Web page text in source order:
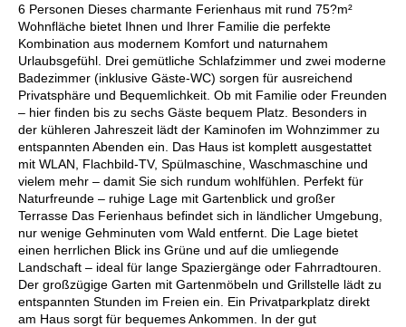
6 Personen Dieses charmante Ferienhaus mit rund 75?m²
Wohnfläche bietet Ihnen und Ihrer Familie die perfekte
Kombination aus modernem Komfort und naturnahem
Urlaubsgefühl. Drei gemütliche Schlafzimmer und zwei moderne
Badezimmer (inklusive Gäste-WC) sorgen für ausreichend
Privatsphäre und Bequemlichkeit. Ob mit Familie oder Freunden
– hier finden bis zu sechs Gäste bequem Platz. Besonders in
der kühleren Jahreszeit lädt der Kaminofen im Wohnzimmer zu
entspannten Abenden ein. Das Haus ist komplett ausgestattet
mit WLAN, Flachbild-TV, Spülmaschine, Waschmaschine und
vielem mehr – damit Sie sich rundum wohlfühlen. Perfekt für
Naturfreunde – ruhige Lage mit Gartenblick und großer
Terrasse Das Ferienhaus befindet sich in ländlicher Umgebung,
nur wenige Gehminuten vom Wald entfernt. Die Lage bietet
einen herrlichen Blick ins Grüne und auf die umliegende
Landschaft – ideal für lange Spaziergänge oder Fahrradtouren.
Der großzügige Garten mit Gartenmöbeln und Grillstelle lädt zu
entspannten Stunden im Freien ein. Ein Privatparkplatz direkt
am Haus sorgt für bequemes Ankommen. In der gut